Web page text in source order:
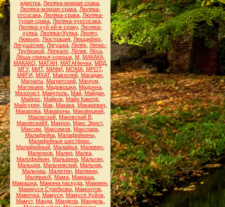
идиотка Люляка-мокрая срака
Люляка-мокрая-срака Люляка-
отсосака, Люляка-срака, Люляка-
тупая-срака Люляка-хуесосака
Люляка-хуй-ей-в-сраку, Люляка-
хуяка, Люляка=Хуяка, Люляч
Люмьер Люстрация Люццифер
Лягушатник Лягушка Лялёк Ляпис-
Трубецкой, Ляпкало, Лёлик, Лёха,
Лёша-свинья-хороша, М, МАКАКА,
МАКАКО
МАТАН МАТАНючки, МВД,
МГУ, МИТ, МИФИ МОМА, МРОТ,
МФТИ
МХАТ, Мавзолей, Магадан,
Магнаты, Магнитский, Магнум
Магомаев Мадовошки Мадонна
Мазохист, Маиуполь Май Майдан
Майерс
Майков, Майн Кампф,
Майсурян, Мак, Макака, Макаревич
Макарова Макароны Маковецкий
Маковский, Маковский В,
МаковскийХ Макрон Макс Эрнст,
Максим
Максимов Макспарк
Малафейка, Малафейкины,
Малафейные шестёрки.
Малафейный Малафья Малевич
Маленков Малер Малка
Малофейкин Мальвина Мальгин
Мальцев Мальчевский Мальчик
Мальчиш
Малютин, Малявин,
МалявинХ Мама Мамаша
Мамашка Мамина паскуда Маммен
Маммуся Стребкова, Мамонтов,
Мамочка, Мамуся, Мамуся Хуйла,
Мамут, Манда, Мандела, Мандель,